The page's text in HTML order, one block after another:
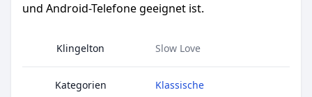
und Android-Telefone geeignet ist.
Klingelton Slow Love
Kategorien Klassische